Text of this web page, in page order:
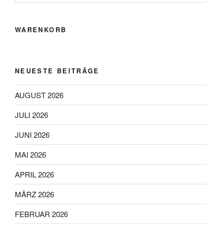
WARENKORB
NEUESTE BEITRÄGE
AUGUST 2026
JULI 2026
JUNI 2026
MAI 2026
APRIL 2026
MÄRZ 2026
FEBRUAR 2026